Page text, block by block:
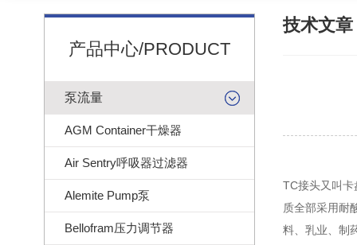
产品中心/PRODUCT
泵流量
AGM Container干燥器
Air Sentry呼吸器过滤器
Alemite Pump泵
Bellofram压力调节器
技术文章
TC接头又叫
质全部采用耐
料、乳业、制